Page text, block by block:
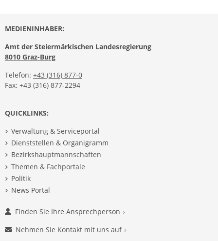
MEDIENINHABER:
Amt der Steiermärkischen Landesregierung
8010 Graz-Burg
Telefon: +43 (316) 877-0
Fax: +43 (316) 877-2294
QUICKLINKS:
Verwaltung & Serviceportal
Dienststellen & Organigramm
Bezirkshauptmannschaften
Themen & Fachportale
Politik
News Portal
Finden Sie Ihre Ansprechperson
Nehmen Sie Kontakt mit uns auf